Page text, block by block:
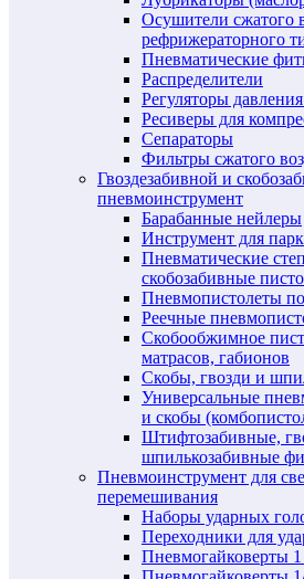
Осушители сжатого
рефрижераторного
Пневматические
Распределители
Регуляторы
Ресиверы для
Сепараторы
Фильтры сжатого
Гвоздезабивной и
пневмоинструмент
Барабанные нейлеры
Инструмент для
Пневматические
скобозабивные
Пневмопистолеты
Реечные
Скобообжимное
матрасов, габионов
Скобы, гвозди и
Универсальные
и скобы
Штифтозабивные,
шпилькозабивные
Пневмоинструмент для
перемешивания
Наборы ударных
Переходники для
Пневмогайковерты